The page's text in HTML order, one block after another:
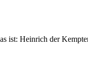
ist: Heinrich der